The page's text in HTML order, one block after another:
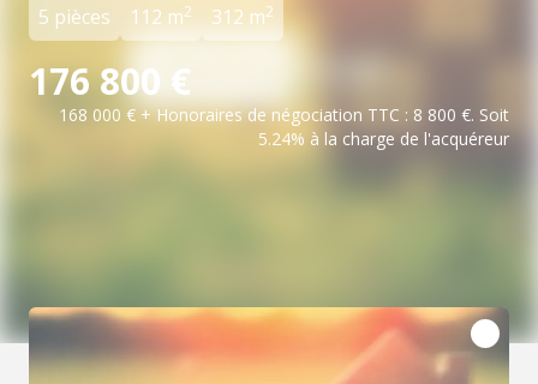
5 pièces 112 m2 312 m2
176 800 €
168 000 € + Honoraires de négociation TTC : 8 800 €. Soit
5.24% à la charge de l'acquéreur